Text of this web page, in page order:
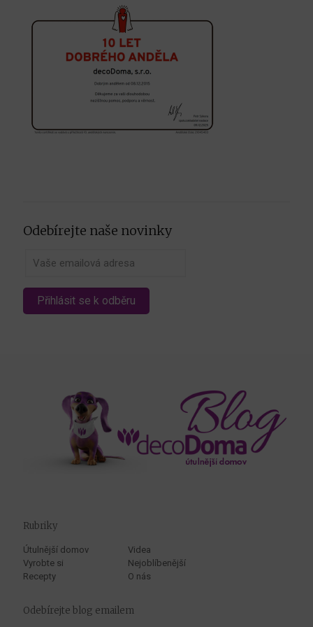
Odebírejte naše novinky
Rubriky
Útulnější domov
Vyrobte si
Recepty
Videa
Nejoblíbenější
O nás
Odebírejte blog emailem